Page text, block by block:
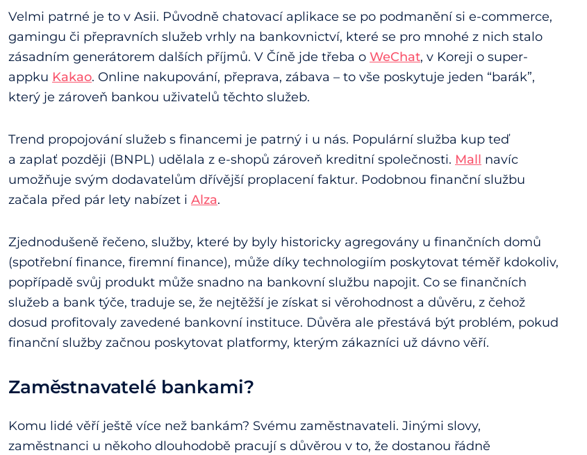
Velmi patrné je to v Asii. Původně chatovací aplikace se po podmanění si e-commerce,
gamingu či přepravních služeb vrhly na bankovnictví, které se pro mnohé z nich stalo
zásadním generátorem dalších příjmů. V Číně jde třeba o WeChat, v Koreji o super-
appku Kakao. Online nakupování, přeprava, zábava – to vše poskytuje jeden “barák”,
který je zároveň bankou uživatelů těchto služeb.
Trend propojování služeb s financemi je patrný i u nás. Populární služba kup teď
a zaplať později (BNPL) udělala z e-shopů zároveň kreditní společnosti. Mall navíc
umožňuje svým dodavatelům dřívější proplacení faktur. Podobnou finanční službu
začala před pár lety nabízet i Alza.
Zjednodušeně řečeno, služby, které by byly historicky agregovány u finančních domů
(spotřební finance, firemní finance), může díky technologiím poskytovat téměř kdokoliv,
popřípadě svůj produkt může snadno na bankovní službu napojit. Co se finančních
služeb a bank týče, traduje se, že nejtěžší je získat si věrohodnost a důvěru, z čehož
dosud profitovaly zavedené bankovní instituce. Důvěra ale přestává být problém, pokud
finanční služby začnou poskytovat platformy, kterým zákazníci už dávno věří.
Zaměstnavatelé bankami?
Komu lidé věří ještě více než bankám? Svému zaměstnavateli. Jinými slovy,
zaměstnanci u někoho dlouhodobě pracují s důvěrou v to, že dostanou řádně